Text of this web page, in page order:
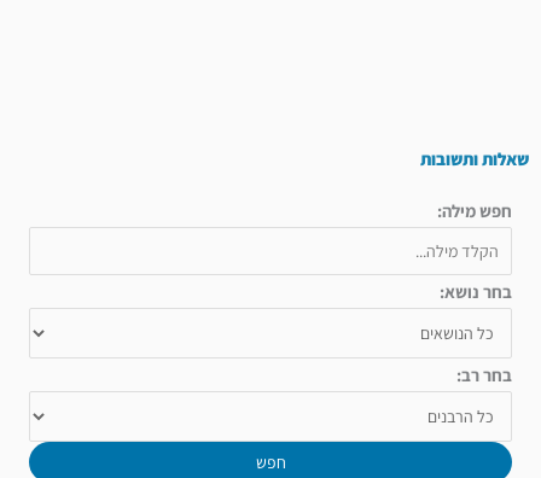
שאלות ותשובות
חפש מילה:
בחר נושא:
בחר רב:
חפש